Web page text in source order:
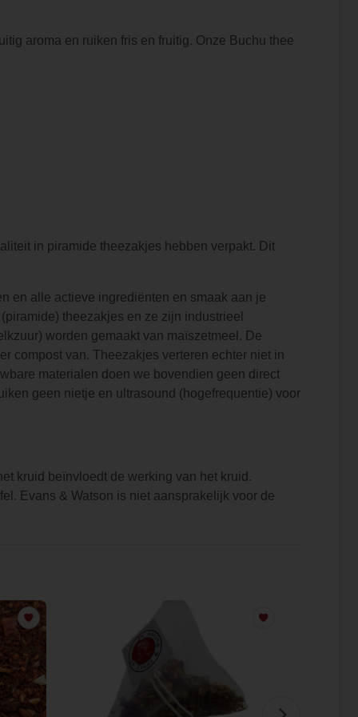
aroma en ruiken fris en fruitig. Onze Buchu thee
in piramide theezakjes hebben verpakt. Dit
en alle actieve ingrediënten en smaak aan je
theezakjes en ze zijn industrieel
worden gemaakt van maïszetmeel. De
compost van. Theezakjes verteren echter niet in
materialen doen we bovendien geen direct
geen nietje en ultrasound (hogefrequentie) voor
kruid beïnvloedt de werking van het kruid.
Evans & Watson is niet aansprakelijk voor de